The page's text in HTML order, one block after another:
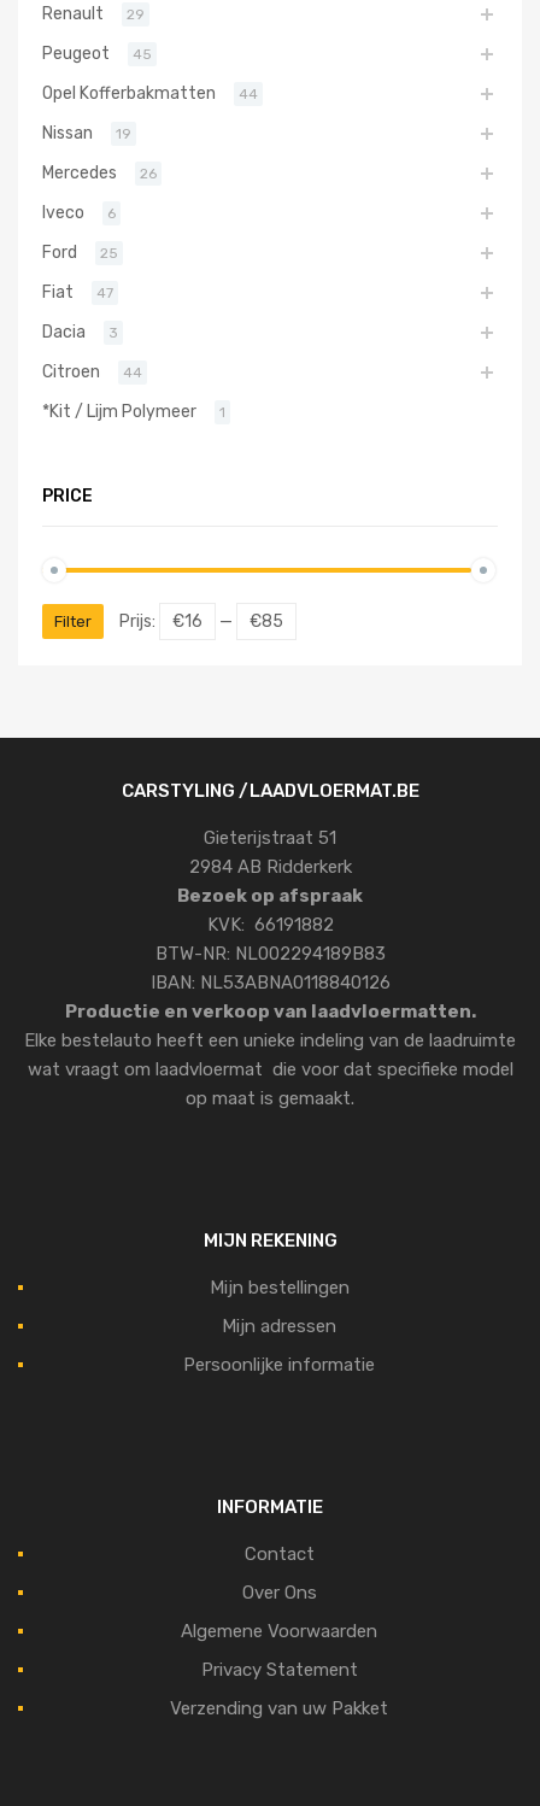
Renault 29
Peugeot 45
Opel Kofferbakmatten 44
Nissan 19
Mercedes 26
Iveco 6
Ford 25
Fiat 47
Dacia 3
Citroen 44
*Kit / Lijm Polymeer 1
PRICE
Filter Prijs: €16 — €85
CARSTYLING /LAADVLOERMAT.BE
Gieterijstraat 51
2984 AB Ridderkerk
Bezoek op afspraak
KVK: 66191882
BTW-NR: NL002294189B83
IBAN: NL53ABNA0118840126
Productie en verkoop van laadvloermatten.
Elke bestelauto heeft een unieke indeling van de laadruimte
wat vraagt om laadvloermat die voor dat specifieke model
op maat is gemaakt.
MIJN REKENING
Mijn bestellingen
Mijn adressen
Persoonlijke informatie
INFORMATIE
Contact
Over Ons
Algemene Voorwaarden
Privacy Statement
Verzending van uw Pakket